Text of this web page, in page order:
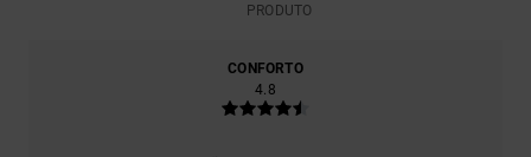
PRODUTO
CONFORTO
4.8